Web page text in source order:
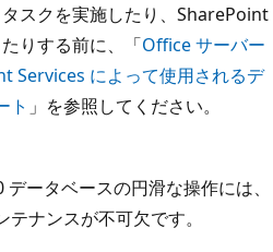
スクを実施したり、SharePoint
りする前に、「Office サーバー
Services によって使用されるデ
ト 」を参照してください。
ータベースの円滑な操作には、
ナンスが不可欠です。